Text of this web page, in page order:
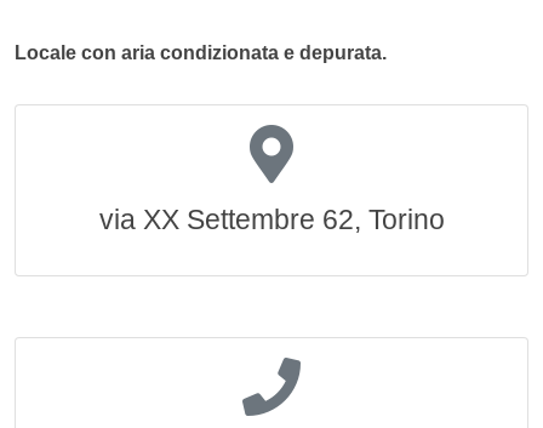
Locale con aria condizionata e depurata.
via XX Settembre 62, Torino